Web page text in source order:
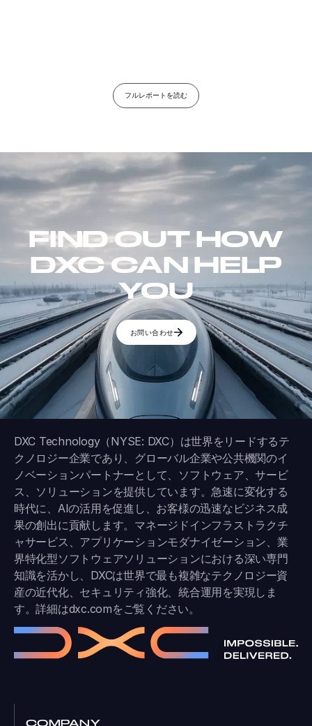
フルレポートを読む
FIND OUT HOW
DXC CAN HELP
YOU
お問い合わせ
DXC Technology（NYSE: DXC）は世界をリードするテ
クノロジー企業であり、グローバル企業や公共機関のイ
ノベーションパートナーとして、ソフトウェア、サービ
ス、ソリューションを提供しています。急速に変化する
時代に、AIの活用を促進し、お客様の迅速なビジネス成
果の創出に貢献します。マネージドインフラストラクチ
ャサービス、アプリケーションモダナイゼーション、業
界特化型ソフトウェアソリューションにおける深い専門
知識を活かし、DXCは世界で最も複雑なテクノロジー資
産の近代化、セキュリティ強化、統合運用を実現しま
す。詳細はdxc.comをご覧ください。
COMPANY